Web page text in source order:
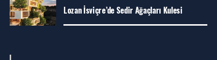
Lozan İsviçre’de Sedir Ağaçları Kulesi